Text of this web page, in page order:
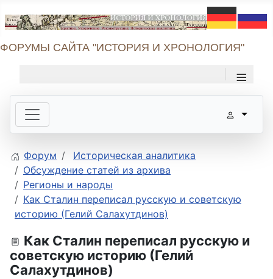
ФОРУМЫ САЙТА "ИСТОРИЯ И ХРОНОЛОГИЯ"
≡
Форум
Историческая аналитика
Обсуждение статей из архива
Регионы и народы
Как Сталин переписал русскую и советскую
историю (Гелий Салахутдинов)
Как Сталин переписал русскую и
советскую историю (Гелий
Салахутдинов)